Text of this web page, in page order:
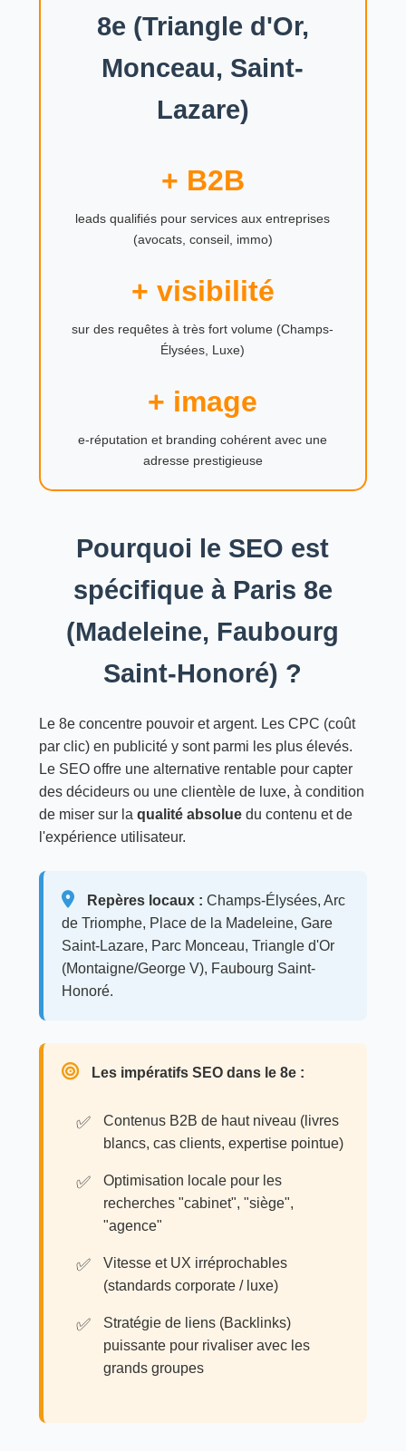
8e (Triangle d'Or,
Monceau, Saint-
Lazare)
+ B2B
leads qualifiés pour services aux entreprises
(avocats, conseil, immo)
+ visibilité
sur des requêtes à très fort volume (Champs-
Élysées, Luxe)
+ image
e-réputation et branding cohérent avec une
adresse prestigieuse
Pourquoi le SEO est
spécifique à Paris 8e
(Madeleine, Faubourg
Saint-Honoré) ?
Le 8e concentre pouvoir et argent. Les CPC (coût
par clic) en publicité y sont parmi les plus élevés.
Le SEO offre une alternative rentable pour capter
des décideurs ou une clientèle de luxe, à condition
de miser sur la qualité absoluedu contenu et de
l'expérience utilisateur.
Repères locaux : Champs-Élysées, Arc
de Triomphe, Place de la Madeleine, Gare
Saint-Lazare, Parc Monceau, Triangle d'Or
(Montaigne/George V), Faubourg Saint-
Honoré.
Les impératifs SEO dans le 8e :
Contenus B2B de haut niveau (livres
blancs, cas clients, expertise pointue)
Optimisation locale pour les
recherches "cabinet", "siège",
"agence"
Vitesse et UX irréprochables
(standards corporate / luxe)
Stratégie de liens (Backlinks)
puissante pour rivaliser avec les
grands groupes